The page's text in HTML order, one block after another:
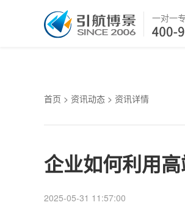
一对一
首页 > 资讯动态 > 资讯详情
企业如何利用
2025-05-31 11:57:00